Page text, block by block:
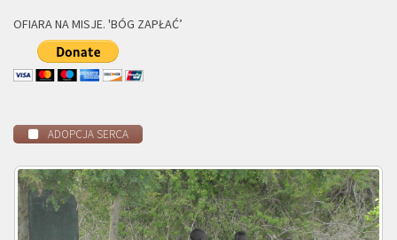
OFIARA NA MISJE. 'BÓG ZAPŁAĆ’
ADOPCJA SERCA